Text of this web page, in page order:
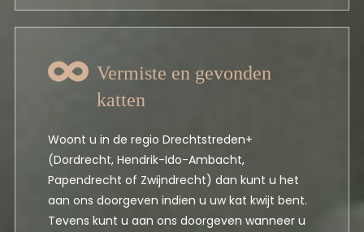
Vermiste en gevonden
katten
Woont u in de regio Drechtstreden+
(Dordrecht, Hendrik-Ido-Ambacht,
Papendrecht of Zwijndrecht) dan kunt u het
aan ons doorgeven indien u uw kat kwijt bent.
Tevens kunt u aan ons doorgeven wanneer u